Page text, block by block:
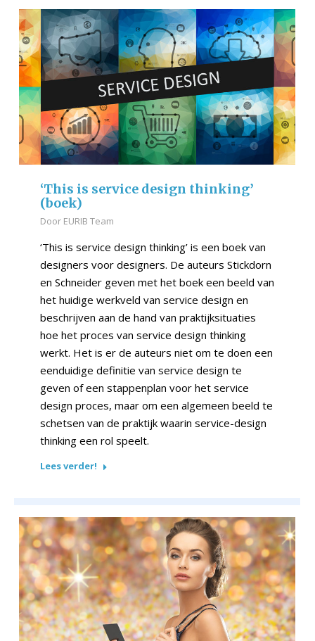
‘This is service design thinking’
(boek)
Door EURIB Team
‘This is service design thinking’ is een boek van
de­signers voor designers. De auteurs Stickdorn
en Schneider geven met het boek een beeld van
het huidige werkveld van service design en
beschrijven aan de hand van praktijksituaties
hoe het proces van service design thinking
werkt. Het is er de auteurs niet om te doen een
eenduidige definitie van service design te
geven of een stappenplan voor het service
design proces, maar om een alge­meen beeld te
schetsen van de praktijk waarin service-design
thinking een rol speelt.
Lees verder!